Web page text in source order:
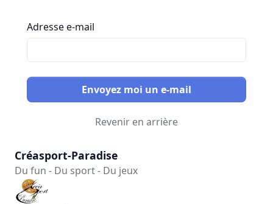
Adresse e-mail
Envoyez moi un e-mail
Revenir en arrière
Créasport-Paradise
Du fun - Du sport - Du jeux